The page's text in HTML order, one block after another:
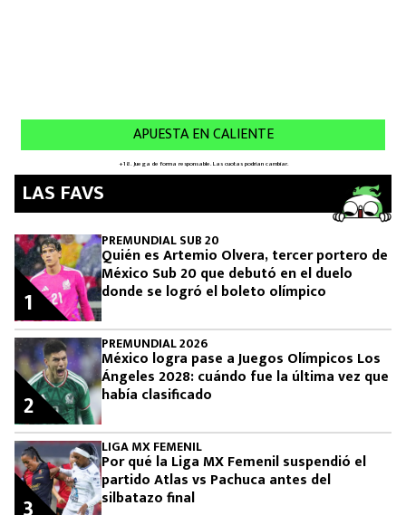
LAS FAVS
PREMUNDIAL SUB 20
Quién es Artemio Olvera, tercer portero de
México Sub 20 que debutó en el duelo
donde se logró el boleto olímpico
1
PREMUNDIAL 2026
México logra pase a Juegos Olímpicos Los
Ángeles 2028: cuándo fue la última vez que
había clasificado
2
LIGA MX FEMENIL
Por qué la Liga MX Femenil suspendió el
partido Atlas vs Pachuca antes del
silbatazo final